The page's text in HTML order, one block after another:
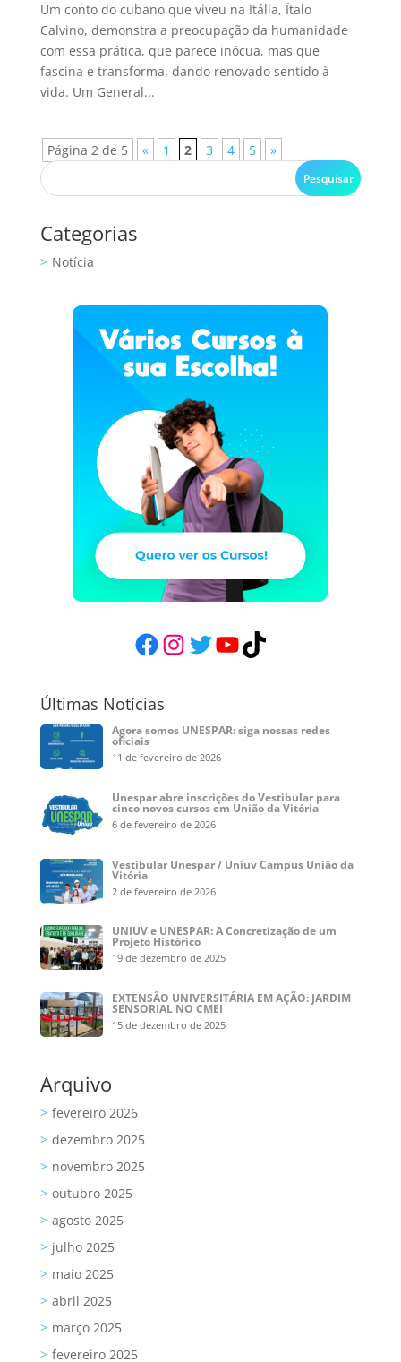
Um conto do cubano que viveu na Itália, Ítalo
Calvino, demonstra a preocupação da humanidade
com essa prática, que parece inócua, mas que
fascina e transforma, dando renovado sentido à
vida. Um General...
Página 2 de 5 « 1 2 3 4 5 »
Categorias
Notícia
Facebook
Instagram
Twitter
YouTube
TikTok
Últimas Notícias
Agora somos UNESPAR: siga nossas redes
oficiais
11 de fevereiro de 2026
Unespar abre inscrições do Vestibular para
cinco novos cursos em União da Vitória
6 de fevereiro de 2026
Vestibular Unespar / Uniuv Campus União da
Vitória
2 de fevereiro de 2026
UNIUV e UNESPAR: A Concretização de um
Projeto Histórico
19 de dezembro de 2025
EXTENSÃO UNIVERSITÁRIA EM AÇÃO: JARDIM
SENSORIAL NO CMEI
15 de dezembro de 2025
Arquivo
fevereiro 2026
dezembro 2025
novembro 2025
outubro 2025
agosto 2025
julho 2025
maio 2025
abril 2025
março 2025
fevereiro 2025